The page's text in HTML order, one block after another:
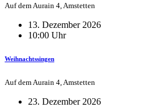
Auf dem Aurain 4, Amstetten
13. Dezember 2026
10:00 Uhr
Weihnachtssingen
Auf dem Aurain 4, Amstetten
23. Dezember 2026